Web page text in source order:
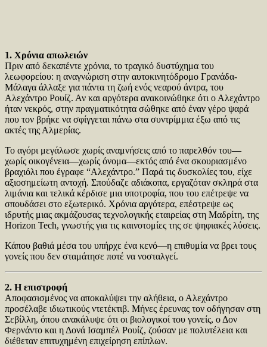
1. Χρόνια απωλειών
Πριν από δεκαπέντε χρόνια, το τραγικό δυστύχημα του
λεωφορείου: η αναγνώριση στην αυτοκινητόδρομο Γρανάδα-
Μάλαγα άλλαξε για πάντα τη ζωή ενός νεαρού άντρα, του
Αλεχάντρο Ρουίζ. Αν και αργότερα ανακοινώθηκε ότι ο Αλεχάντρο
ήταν νεκρός, στην πραγματικότητα σώθηκε από έναν γέρο ψαρά
που τον βρήκε να σφίγγεται πάνω στα συντρίμμια έξω από τις
ακτές της Αλμερίας.
Το αγόρι μεγάλωσε χωρίς αναμνήσεις από το παρελθόν του—
χωρίς οικογένεια—χωρίς όνομα—εκτός από ένα σκουριασμένο
βραχιόλι που έγραφε “Αλεχάντρο.” Παρά τις δυσκολίες του, είχε
αξιοσημείωτη αντοχή. Σπούδαζε αδιάκοπα, εργαζόταν σκληρά στα
λιμάνια και τελικά κέρδισε μια υποτροφία, που του επέτρεψε να
σπουδάσει στο εξωτερικό. Χρόνια αργότερα, επέστρεψε ως
ιδρυτής μιας ακμάζουσας τεχνολογικής εταιρείας στη Μαδρίτη, της
Horizon Tech, γνωστής για τις καινοτομίες της σε ψηφιακές λύσεις.
Κάπου βαθιά μέσα του υπήρχε ένα κενό—η επιθυμία να βρει τους
γονείς που δεν σταμάτησε ποτέ να νοσταλγεί.
2. Η επιστροφή
Αποφασισμένος να αποκαλύψει την αλήθεια, ο Αλεχάντρο
προσέλαβε ιδιωτικούς ντετέκτιβ. Μήνες έρευνας τον οδήγησαν στη
Σεβίλλη, όπου ανακάλυψε ότι οι βιολογικοί του γονείς, ο Δον
Φερνάντο και η Δονά Ισαμπέλ Ρουίζ, ζούσαν με πολυτέλεια και
διέθεταν επιτυχημένη επιχείρηση επίπλων.